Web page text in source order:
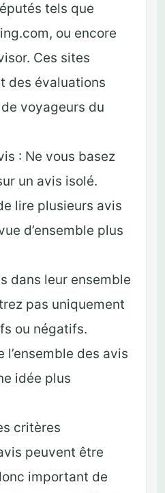
tels que
ou encore
Ces sites
des évaluations
voyageurs du
: Ne vous basez
un avis isolé.
lire plusieurs avis
d’ensemble plus
dans leur ensemble
pas uniquement
ou négatifs.
l’ensemble des avis
idée plus
critères
peuvent être
important de